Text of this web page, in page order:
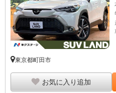
東京都町田市
お気に入り追加